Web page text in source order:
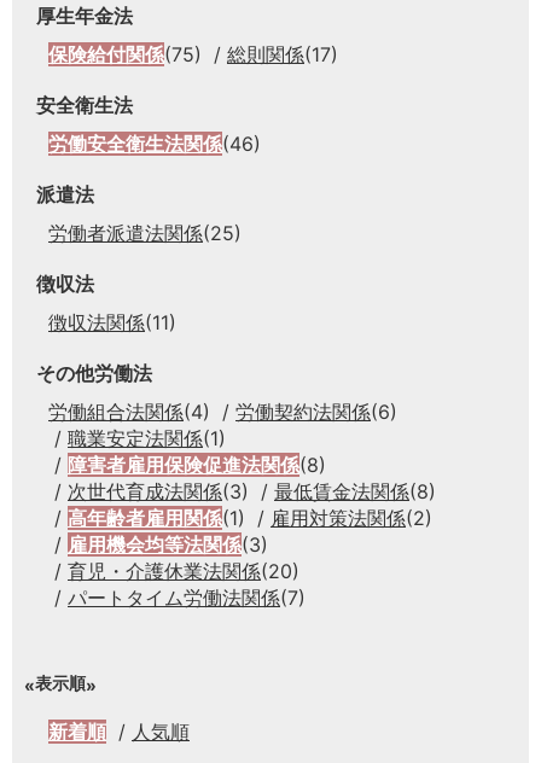
厚生年金法
保険給付関係(75) 総則関係(17)
安全衛生法
労働安全衛生法関係(46)
派遣法
労働者派遣法関係(25)
徴収法
徴収法関係(11)
その他労働法
労働組合法関係(4) 労働契約法関係(6)
職業安定法関係(1)
障害者雇用保険促進法関係(8)
次世代育成法関係(3) 最低賃金法関係(8)
高年齢者雇用関係(1) 雇用対策法関係(2)
雇用機会均等法関係(3)
育児・介護休業法関係(20)
パートタイム労働法関係(7)
表示順
新着順 人気順